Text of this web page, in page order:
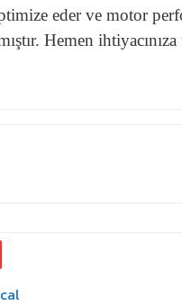
eder ve motor
Hemen